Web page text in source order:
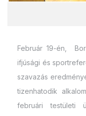
Február 19-én,
ifjúsági és
szavazás
tizenhatodik
februári testületi